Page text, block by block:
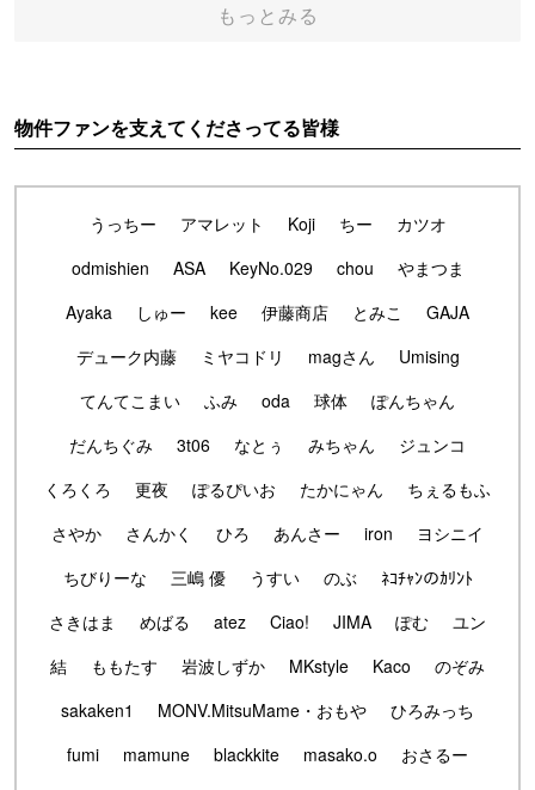
もっとみる
物件ファンを支えてくださってる皆様
うっちー アマレット Koji ちー
カツオ
odmishien
ASA KeyNo.029 chou
やまつま
Ayaka
しゅー kee 伊藤商店 とみこ
GAJA
デューク内藤
ミヤコドリ magさん
Umising
てんてこまい
ふみ oda 球体
ぽんちゃん
だんちぐみ
3t06 なとぅ みちゃん
ジュンコ
くろくろ
更夜 ぽるぴいお たかにゃん
ちぇるもふ
さやか
さんかく ひろ あんさー iron
ヨシニイ
ちびりーな
三嶋 優 うすい のぶ
ﾈｺﾁｬﾝのｶﾘﾝﾄ
さきはま
めばる atez Ciao! JIMA ぽむ
ユン
結
ももたす 岩波しずか MKstyle Kaco
のぞみ
sakaken1
MONV.MitsuMame・おもや
ひろみっち
fumi
mamune blackkite masako.o
おさるー